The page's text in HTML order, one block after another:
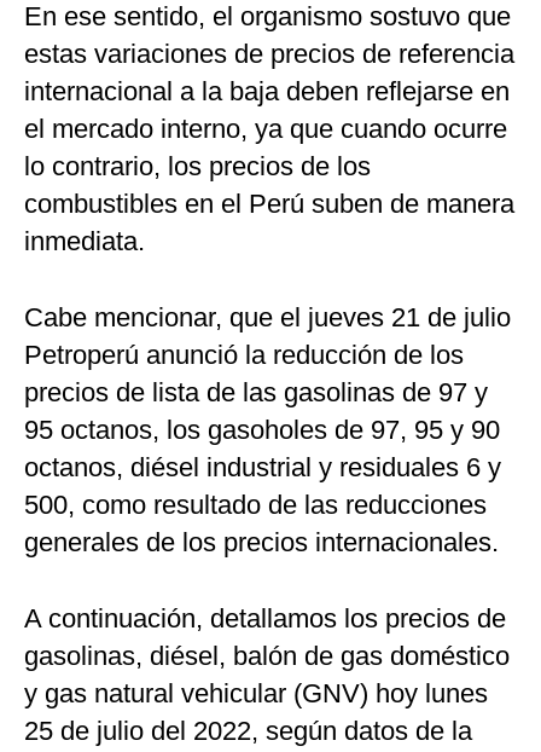
En ese sentido, el organismo sostuvo que
estas variaciones de precios de referencia
internacional a la baja deben reflejarse en
el mercado interno, ya que cuando ocurre
lo contrario, los precios de los
combustibles en el Perú suben de manera
inmediata.
Cabe mencionar, que el jueves 21 de julio
Petroperú anunció la reducción de los
precios de lista de las gasolinas de 97 y
95 octanos, los gasoholes de 97, 95 y 90
octanos, diésel industrial y residuales 6 y
500, como resultado de las reducciones
generales de los precios internacionales.
A continuación, detallamos los precios de
gasolinas, diésel, balón de gas doméstico
y gas natural vehicular (GNV) hoy lunes
25 de julio del 2022, según datos de la